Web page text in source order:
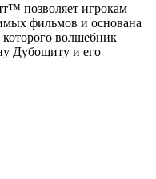
позволяет игрокам
фильмов и основана
которого волшебник
Дубощиту и его